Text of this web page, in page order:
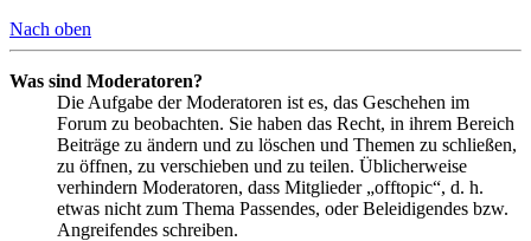
Nach oben
Was sind Moderatoren?
Die Aufgabe der Moderatoren ist es, das Geschehen im
Forum zu beobachten. Sie haben das Recht, in ihrem Bereich
Beiträge zu ändern und zu löschen und Themen zu schließen,
zu öffnen, zu verschieben und zu teilen. Üblicherweise
verhindern Moderatoren, dass Mitglieder „offtopic“, d. h.
etwas nicht zum Thema Passendes, oder Beleidigendes bzw.
Angreifendes schreiben.